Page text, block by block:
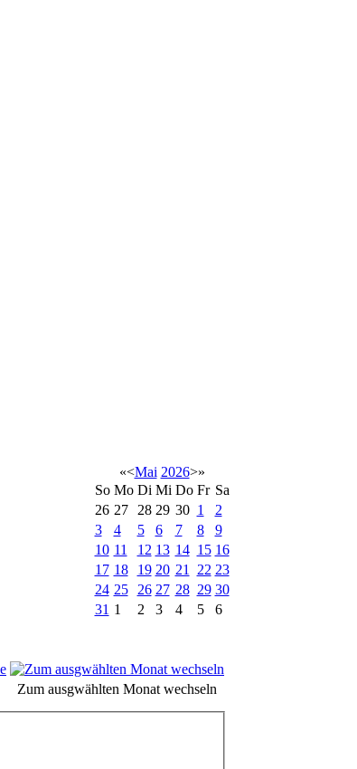
«<Mai 2026>»
So Mo Di Mi Do Fr Sa
26 27 28 29 30 1
2
3
4 5 6 7 8
9
10 11 12 13 14 15 16
17 18 19 20 21 22 23
24 25 26 27 28 29 30
31 1 2 3 4 5
6
Zum ausgwählten Monat wechseln